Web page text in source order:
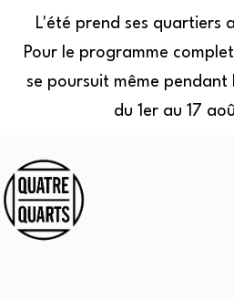
L'été prend ses quartiers
Pour le programme
se poursuit même pendant
du 1er au 17
au
contenu